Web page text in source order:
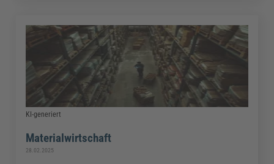
KI-generiert
Materialwirtschaft
28.02.2025